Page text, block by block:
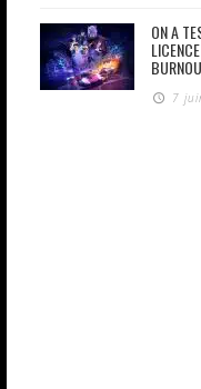
ON A
7